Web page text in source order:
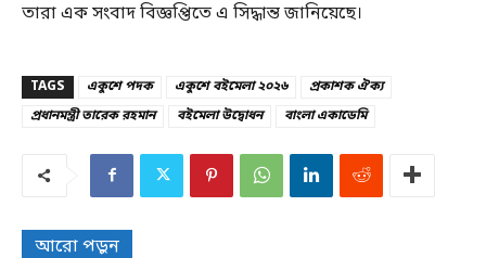
তারা এক সংবাদ বিজ্ঞপ্তিতে এ সিদ্ধান্ত জানিয়েছে।
TAGS একুশে পদক একুশে বইমেলা ২০২৬
প্রকাশক ঐক্য
প্রধানমন্ত্রী তারেক রহমান
বইমেলা উদ্বোধন বাংলা একাডেমি
আরো পড়ুন